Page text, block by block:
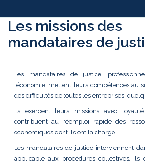
Les missions des
mandataires de
Les mandataires de justice,
l’économie, mettent leurs compétences au
des difficultés de toutes les entreprises,
Ils exercent leurs missions avec
contribuent au réemploi rapide des
économiques dont ils ont la charge.
Les mandataires de justice interviennent
applicable aux procédures collectives. Ils